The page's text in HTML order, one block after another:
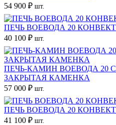
54 900 ₽ шт.
ПЕЧЬ ВОЕВОДА 20
40 100 ₽ шт.
ПЕЧЬ-КАМИН ВОЕВОДА 20
ЗАКРЫТАЯ КАМЕНКА
57 000 ₽ шт.
ПЕЧЬ ВОЕВОДА 20
41 100 ₽ шт.